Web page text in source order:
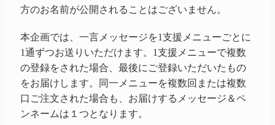
方のお名前が公開されることはございません。
本企画では、一言メッセージを1支援メニューごとに
1通ずつお送りいただけます。1支援メニューで複数
の登録をされた場合、最後にご登録いただいたもの
をお届けします。同一メニューを複数回または複数
口ご注文された場合も、お届けするメッセージ＆ペ
ンネームは１つとなります。